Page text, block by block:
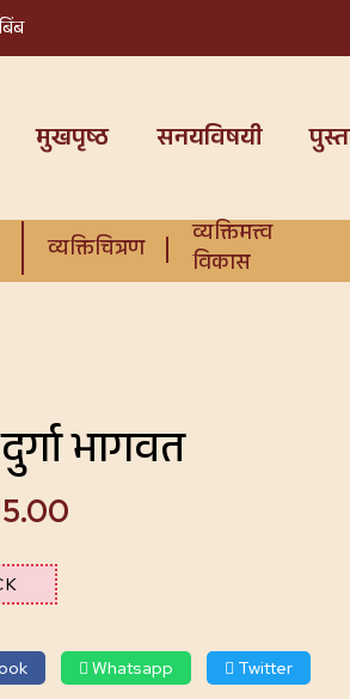
मुखपृष्ठ सनयविषयी
व्यक्तिचित्रण
व्यक्तिमत्त्व
विकास
भागवत
Whatsapp Twitter